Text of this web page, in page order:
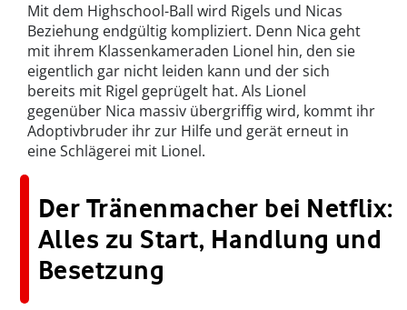
Mit dem Highschool-Ball wird Rigels und Nicas
Beziehung endgültig kompliziert. Denn Nica geht
mit ihrem Klassenkameraden Lionel hin, den sie
eigentlich gar nicht leiden kann und der sich
bereits mit Rigel geprügelt hat. Als Lionel
gegenüber Nica massiv übergriffig wird, kommt ihr
Adoptivbruder ihr zur Hilfe und gerät erneut in
eine Schlägerei mit Lionel.
Der Tränenmacher bei Netflix:
Alles zu Start, Handlung und
Besetzung